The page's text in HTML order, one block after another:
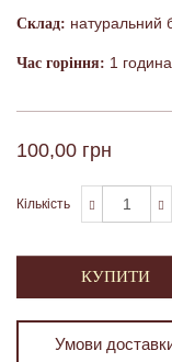
Склад: натуральний
Час горіння: 1 година
100,00 грн
Кількість
КУПИТИ
Умови